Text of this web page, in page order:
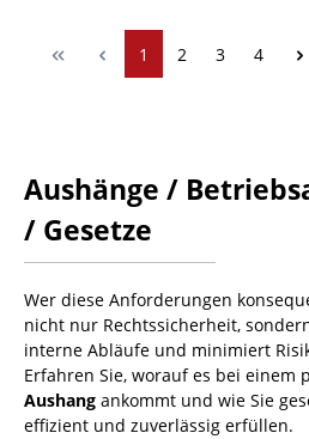
1 2 3 4
Aushänge /
/ Gesetze
Wer diese Anforderungen
nicht nur Rechtssicherheit,
interne Abläufe und minimiert
Erfahren Sie, worauf es bei einem
Aushang ankommt und wie Sie
effizient und zuverlässig erfüllen.